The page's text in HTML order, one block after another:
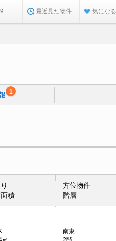
最近見た物件 気にな
1
積
方位物件
階層
㎡
南東
2階